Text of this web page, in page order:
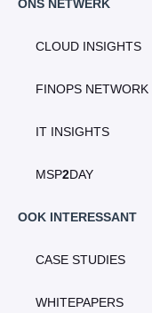
ONS NETWERK
CLOUD INSIGHTS
FINOPS NETWORK
IT INSIGHTS
MSP2DAY
OOK INTERESSANT
CASE STUDIES
WHITEPAPERS